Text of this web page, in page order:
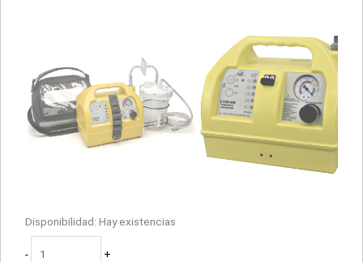
Disponibilidad: Hay existencias
- +